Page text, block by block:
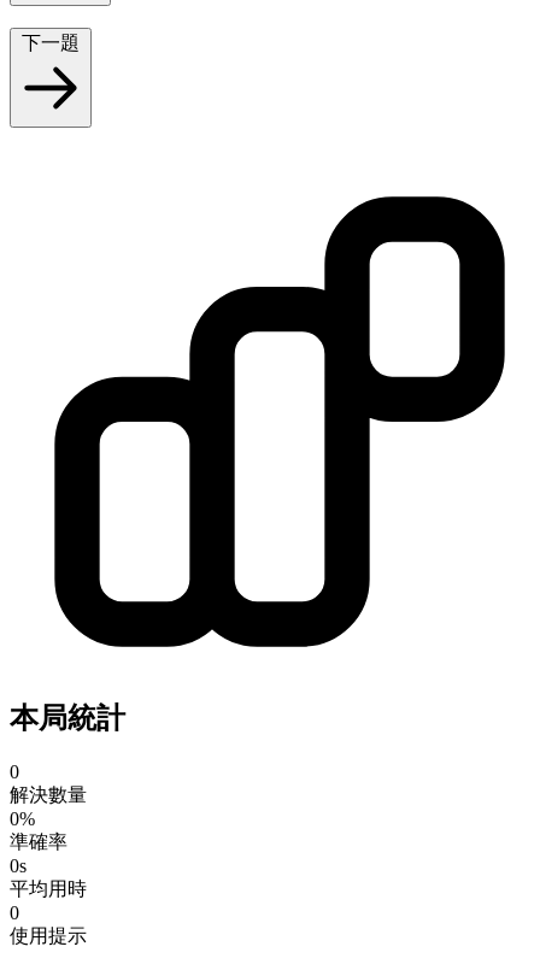
下一題
本局統計
0
解決數量
0%
準確率
0s
平均用時
0
使用提示